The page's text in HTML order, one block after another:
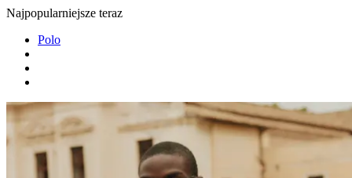
Najpopularniejsze teraz
Polo
T-SHIRTY
KURTKI